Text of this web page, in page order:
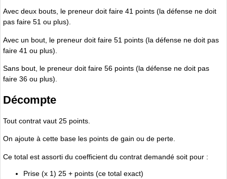
Avec deux bouts, le preneur doit faire 41 points (la défense ne doit
pas faire 51 ou plus).
Avec un bout, le preneur doit faire 51 points (la défense ne doit pas
faire 41 ou plus).
Sans bout, le preneur doit faire 56 points (la défense ne doit pas
faire 36 ou plus).
Décompte
Tout contrat vaut 25 points.
On ajoute à cette base les points de gain ou de perte.
Ce total est assorti du coefficient du contrat demandé soit pour :
Prise (x 1) 25 + points (ce total exact)